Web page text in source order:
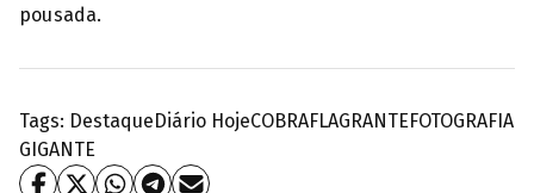
pousada.
Tags: Destaque Diário HojeCOBRAFLAGRANTEFOTOGRAFIA
GIGANTE